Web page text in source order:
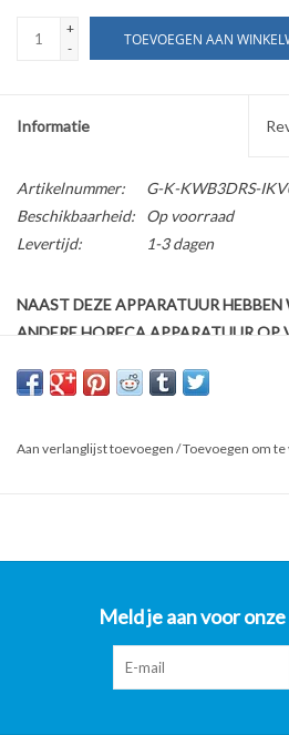
+
-
TOEVOEGEN AAN
Informatie
Artikelnummer:
G-K-KWB3DRS-
Beschikbaarheid:
Op voorraad
Levertijd:
1-3 dagen
NAAST DEZE APPARATUUR
ANDERE HORECA APPARATUUR OP
Kijk ook op onze website
direct te kunnen bestellen.
Specificaties fabrikant:
Ontdek de ultieme werkbank die niet
Aan verlanglijst toevoegen /Toevoegen om
Meld je aan voor